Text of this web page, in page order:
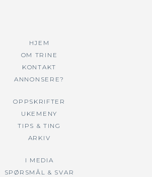
HJEM
OM TRINE
KONTAKT
ANNONSERE?
OPPSKRIFTER
UKEMENY
TIPS & TING
ARKIV
I MEDIA
SPØRSMÅL & SVAR